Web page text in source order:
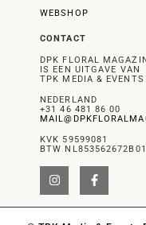
WEBSHOP
CONTACT
DPK FLORAL
IS EEN UITGAVE VAN
TPK MEDIA & EVENTS
NEDERLAND
+31 46 481 86 00
KVK 59599081
BTW NL853562672B01